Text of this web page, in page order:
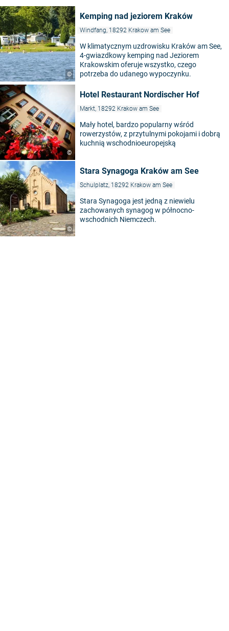
©
Kemping nad jeziorem Kraków
Windfang, 18292 Krakow am See
W klimatycznym uzdrowisku Kraków am See,
4-gwiazdkowy kemping nad Jeziorem
Krakowskim oferuje wszystko, czego
potrzeba do udanego wypoczynku.
©
Hotel Restaurant Nordischer Hof
Markt, 18292 Krakow am See
Mały hotel, bardzo popularny wśród
rowerzystów, z przytulnymi pokojami i dobrą
kuchnią wschodnioeuropejską
©
Stara Synagoga Kraków am See
Schulplatz, 18292 Krakow am See
Stara Synagoga jest jedną z niewielu
zachowanych synagog w północno-
wschodnich Niemczech.